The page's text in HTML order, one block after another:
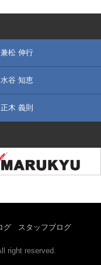
兼松 伸行
水谷 知恵
正木 義則
グ スタッフブログ
right reserved.